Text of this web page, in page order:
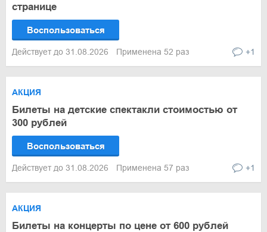
странице
Воспользоваться
Действует до 31.08.2026 Применена 52 раз +1
АКЦИЯ
Билеты на детские спектакли стоимостью от
300 рублей
Воспользоваться
Действует до 31.08.2026 Применена 57 раз +1
АКЦИЯ
Билеты на концерты по цене от 600 рублей